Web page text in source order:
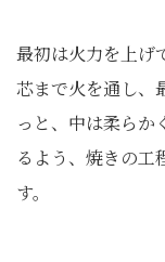
最初は火力を上げ
芯まで火を通し、
っと、中は柔らか
るよう、焼きの工
す。